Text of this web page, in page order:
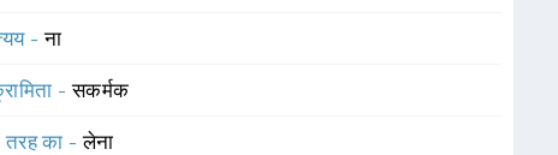
-ना
-सकर्मक
तरह का -लेना